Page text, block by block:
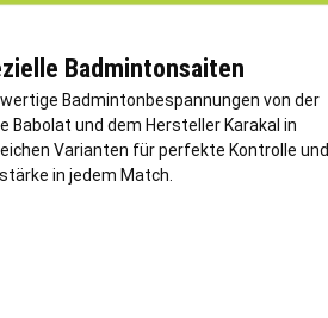
Badmintonsaiten
Badmintonbespannungen von der
Babolat und dem Hersteller Karakal in
Varianten für perfekte Kontrolle und
in jedem Match.